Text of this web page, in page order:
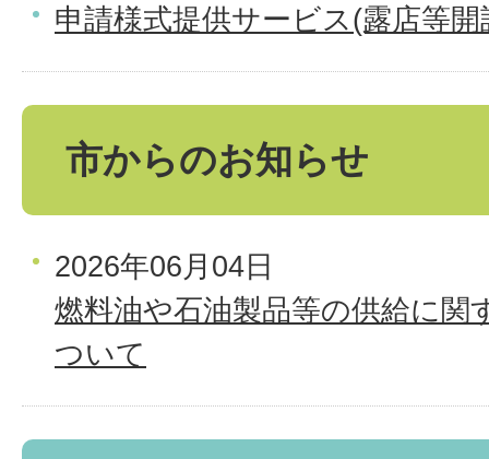
申請様式提供サービス(露店等開
市からのお知らせ
2026年06月04日
燃料油や石油製品等の供給に関
ついて